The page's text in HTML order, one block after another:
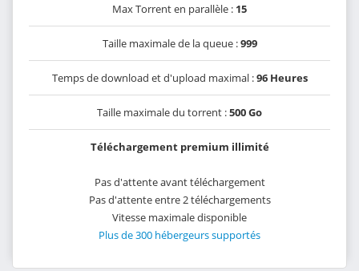
Max Torrent en parallèle : 15
Taille maximale de la queue :999
Temps de download et d'upload maximal :96 Heures
Taille maximale du torrent :500 Go
Téléchargement premium illimité
Pas d'attente avant téléchargement
Pas d'attente entre 2 téléchargements
Vitesse maximale disponible
Plus de 300 hébergeurs supportés